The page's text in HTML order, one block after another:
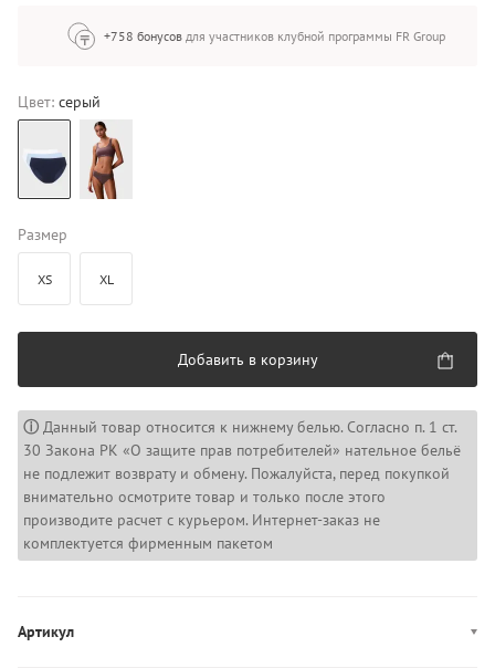
+758 бонусов для участников клубной программы FR Group
Цвет: серый
Размер
XS XL
Добавить в корзину
ⓘ Данный товар относится к нижнему белью. Согласно п. 1 ст.
30 Закона РК «О защите прав потребителей» нательное бельё
не подлежит возврату и обмену. Пожалуйста, перед покупкой
внимательно осмотрите товар и только после этого
производите расчет с курьером. Интернет-заказ не
комплектуется фирменным пакетом
Артикул